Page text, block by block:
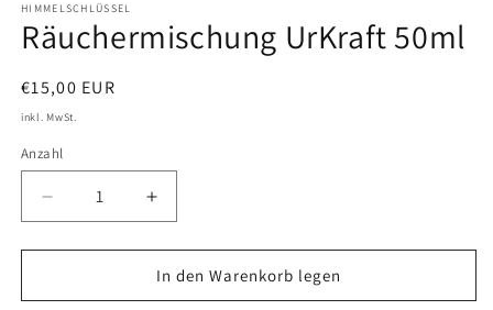
in
Modal
öffnen
HIMMELSCHLÜSSEL
Räuchermischung UrKraft 50ml
Normaler
Preis
€15,00 EUR
inkl. MwSt.
Anzahl
Verringere
die
Menge
Räuchermischung
Erhöhe
die
Menge
für
Räuchermischung
In den Warenkorb legen